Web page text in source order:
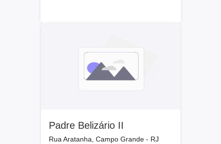
Padre Belizário II
Rua Aratanha, Campo Grande - RJ